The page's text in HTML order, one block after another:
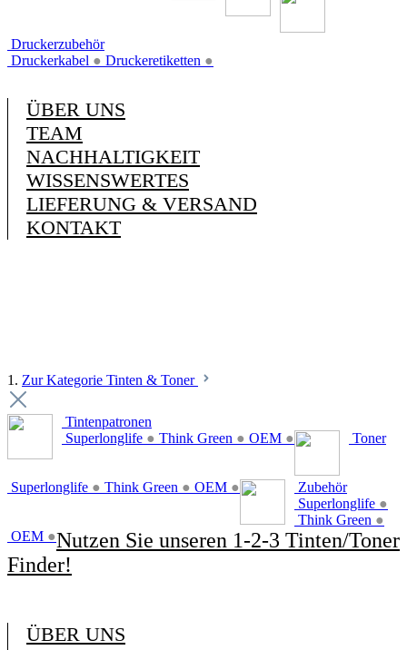
Druckerzubehör
Druckerkabel ● Druckeretiketten ●
ÜBER UNS
TEAM
NACHHALTIGKEIT
WISSENSWERTES
LIEFERUNG & VERSAND
KONTAKT
1. Zur Kategorie Tinten & Toner
Tintenpatronen
Superlonglife ● Think Green ● OEM ● Toner
Superlonglife ● Think Green ● OEM ●
Zubehör
Superlonglife ●
Think Green ●
OEM ●Nutzen Sie unseren 1-2-3 Tinten/Toner
Finder!
ÜBER UNS